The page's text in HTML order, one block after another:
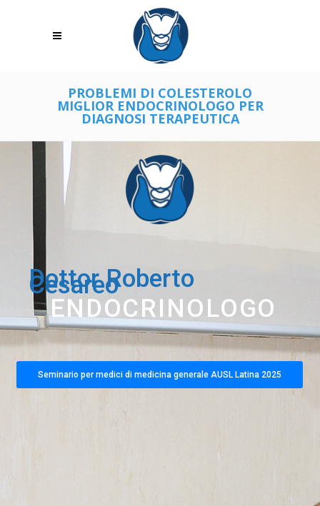
PROBLEMI DI COLESTEROLO
MIGLIOR ENDOCRINOLOGO PER
DIAGNOSI TERAPEUTICA
Dottor Roberto
Cesareo
ENDOCRINOLOGO
Seminario per medici di medicina generale AUSL Latina 2025